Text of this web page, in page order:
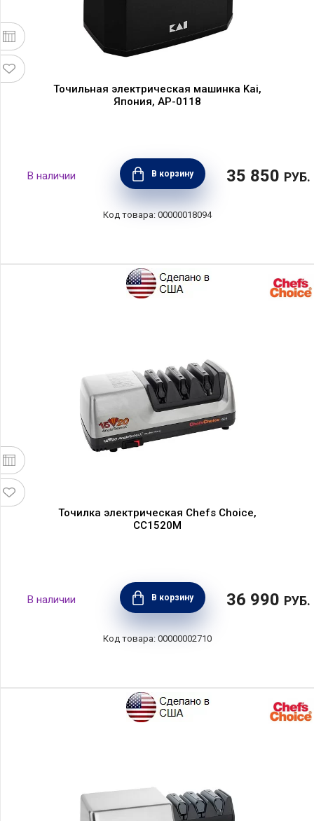
Точильная электрическая машинка Kai,
Япония, AP-0118
В корзину 35 850 РУБ.
00000018094
Точилка электрическая Chefs Choice,
CC1520M
В корзину 36 990 РУБ.
00000002710